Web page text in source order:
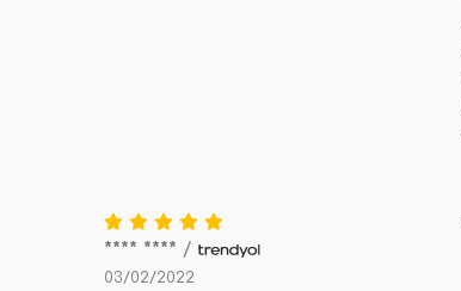
**** **** /
03/02/2022